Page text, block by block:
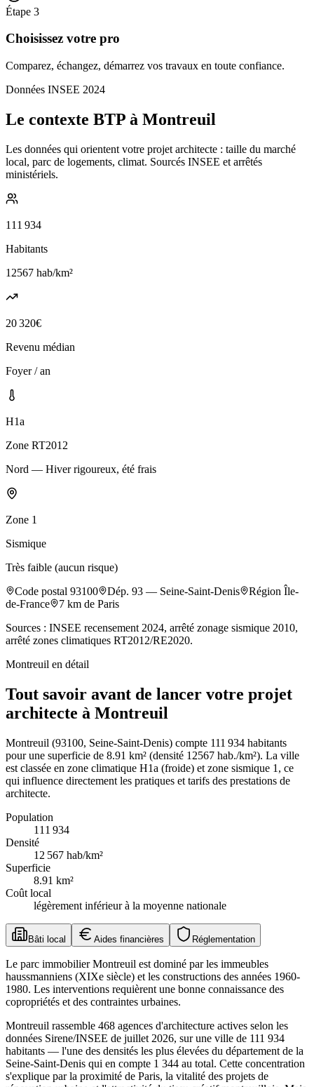
Étape 3
Choisissez votre pro
Comparez, échangez, démarrez vos travaux en toute confiance.
Données INSEE 2024
Le contexte BTP à Montreuil
Les données qui orientent votre projet architecte : taille du marché
local, parc de logements, climat. Sourcés INSEE et arrêtés
ministériels.
111 934
Habitants
12567 hab/km²
20 320€
Revenu médian
Foyer / an
H1a
Zone RT2012
Nord — Hiver rigoureux, été frais
Zone 1
Sismique
Très faible (aucun risque)
Code postal 93100 Dép. 93 — Seine-Saint-Denis Région Île-
de-France
7 km de Paris
Sources : INSEE recensement 2024, arrêté zonage sismique 2010,
arrêté zones climatiques RT2012/RE2020.
Montreuil en détail
Tout savoir avant de lancer votre projet
architecte à Montreuil
Montreuil (93100, Seine-Saint-Denis) compte 111 934 habitants
pour une superficie de 8.91 km² (densité 12567 hab./km²). La ville
est classée en zone climatique H1a (froide) et zone sismique 1, ce
qui influence directement les pratiques et tarifs des prestations de
architecte.
Population
111 934
Densité
12 567 hab/km²
Superficie
8.91 km²
Coût local
légèrement inférieur à la moyenne nationale
Bâti local Aides financières Réglementation
Le parc immobilier Montreuil est dominé par les immeubles
haussmanniens (XIXe siècle) et les constructions des années 1960-
1980. Les interventions requièrent une bonne connaissance des
copropriétés et des contraintes urbaines.
Montreuil rassemble 468 agences d'architecture actives selon les
données Sirene/INSEE de juillet 2026, sur une ville de 111 934
habitants — l'une des densités les plus élevées du département de la
Seine-Saint-Denis qui en compte 1 344 au total. Cette concentration
s'explique par la proximité de Paris, la vitalité des projets de